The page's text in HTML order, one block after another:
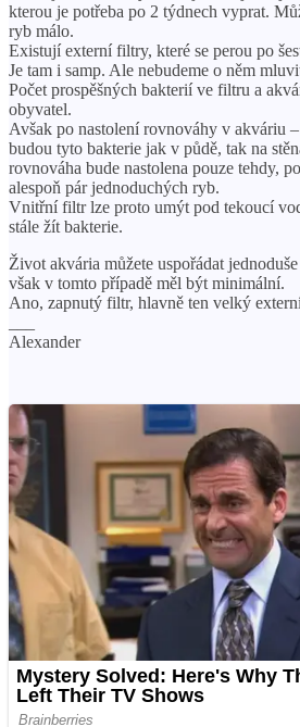
kterou je potřeba po 2 týdnech vyprat.
ryb málo.
Existují externí filtry, které se perou po
Je tam i samp. Ale nebudeme o něm
Počet prospěšných bakterií ve filtru a
obyvatel.
Avšak po nastolení rovnováhy v akváriu
budou tyto bakterie jak v půdě, tak na
rovnováha bude nastolena pouze tehdy,
alespoň pár jednoduchých ryb.
Vnitřní filtr lze proto umýt pod tekoucí
stále žít bakterie.
Život akvária můžete uspořádat
však v tomto případě měl být minimální.
Ano, zapnutý filtr, hlavně ten velký
Alexander